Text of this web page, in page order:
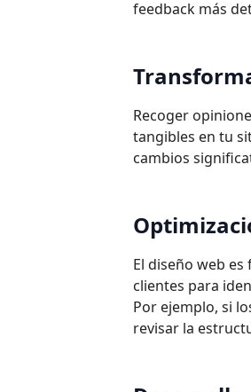
feedback más
Recoger
tangibles en tu
cambios
El diseño web
clientes para
Por ejemplo, si
revisar la